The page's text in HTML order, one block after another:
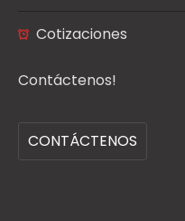
Cotizaciones
Contáctenos!
CONTÁCTENOS